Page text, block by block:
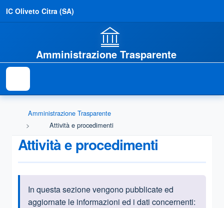
IC Oliveto Citra (SA)
Amministrazione Trasparente
Amministrazione Trasparente
Attività e procedimenti
Attività e procedimenti
Informazioni introduttive
In questa sezione vengono pubblicate ed
aggiornate le informazioni ed i dati concernenti: